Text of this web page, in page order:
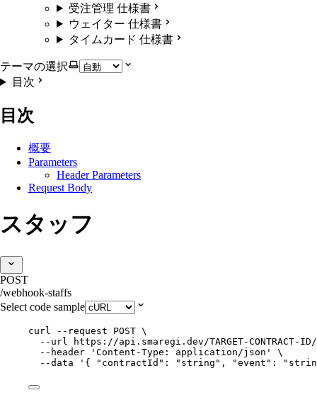
受注管理 仕様書
ウェイター 仕様書
タイムカード 仕様書
テーマの選択
目次
目次
概要
Parameters
Header Parameters
Request Body
スタッフ
POST
/webhook-staffs
Select code sample
curl --request POST \
--url
https://api.smaregi.dev/TARGET-CONTRACT-
--header
' Content-Type: application/json '
\
--data
' { "contractId": "string", "event":